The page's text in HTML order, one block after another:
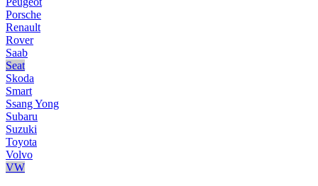
Porsche
Renault
Rover
Saab
Seat
Skoda
Smart
Ssang Yong
Subaru
Suzuki
Toyota
Volvo
VW